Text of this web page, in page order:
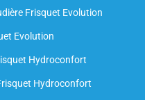
Frisquet Evolution​
Evolution
Hydroconfort
Hydroconfort